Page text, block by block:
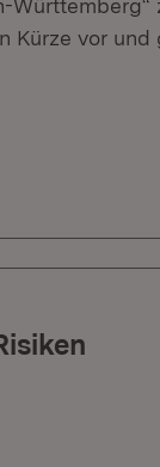
Württemberg“
Kürze vor und